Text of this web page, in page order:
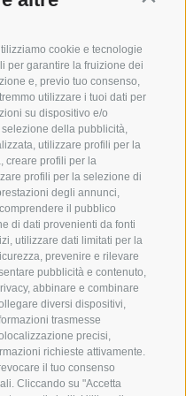
cookie e tecnologie
per garantire la fruizione dei
e, previo tuo consenso,
utilizzare i tuoi dati per
su dispositivo e/o
della pubblicità,
utilizzare profili per la
creare profili per la
profili per la selezione di
degli annunci,
il pubblico
di dati provenienti da fonti
utilizzare dati limitati per la
prevenire e rilevare
pubblicità e contenuto,
abbinare e combinare
diversi dispositivi,
trasmesse
precisi,
richieste attivamente.
il tuo consenso
Cliccando su "Accetta
Wall